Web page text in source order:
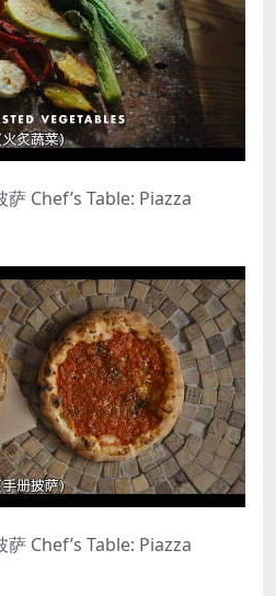
Chef’s Table: Piazza
Chef’s Table: Piazza